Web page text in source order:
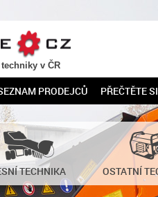
v ČR
PRODEJCŮ PŘEČTĚTE SI
TECHNIKA OSTATNÍ